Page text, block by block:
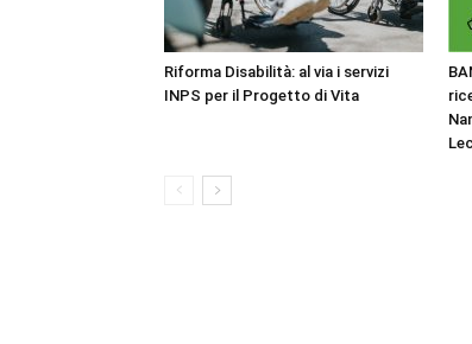
Riforma Disabilità: al via i servizi
INPS per il Progetto di Vita